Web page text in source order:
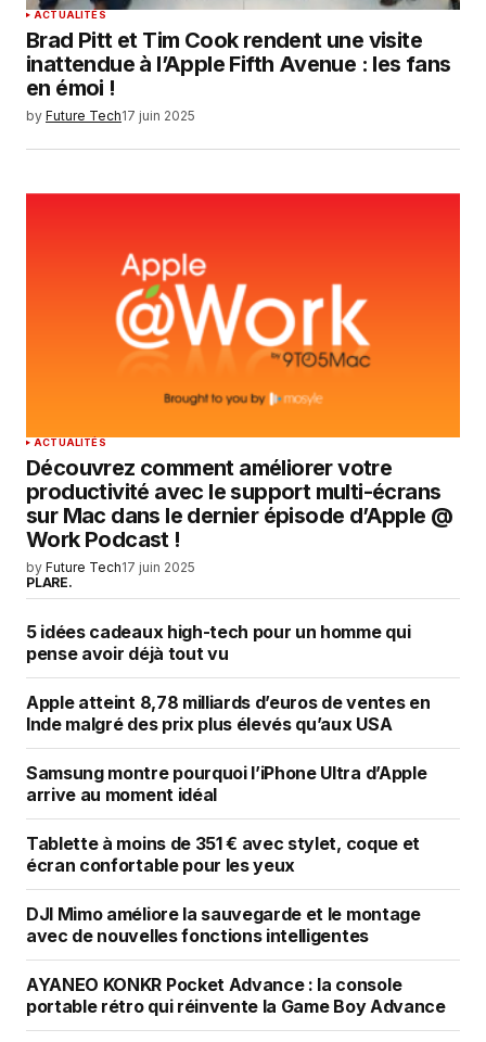
ACTUALITÉS
Brad Pitt et Tim Cook rendent une visite
inattendue à l’Apple Fifth Avenue : les fans
en émoi !
by Future Tech17 juin 2025
ACTUALITÉS
Découvrez comment améliorer votre
productivité avec le support multi-écrans
sur Mac dans le dernier épisode d’Apple @
Work Podcast !
by Future Tech17 juin 2025
PLARE.
5 idées cadeaux high-tech pour un homme qui
pense avoir déjà tout vu
Apple atteint 8,78 milliards d’euros de ventes en
Inde malgré des prix plus élevés qu’aux USA
Samsung montre pourquoi l’iPhone Ultra d’Apple
arrive au moment idéal
Tablette à moins de 351 € avec stylet, coque et
écran confortable pour les yeux
DJI Mimo améliore la sauvegarde et le montage
avec de nouvelles fonctions intelligentes
AYANEO KONKR Pocket Advance : la console
portable rétro qui réinvente la Game Boy Advance